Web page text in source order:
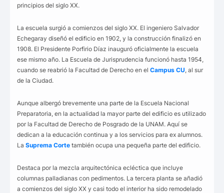
principios del siglo XX.
La escuela surgió a comienzos del siglo XX. El ingeniero Salvador
Echegaray diseñó el edificio en 1902, y la construcción finalizó en
1908. El Presidente Porfirio Díaz inauguró oficialmente la escuela
ese mismo año. La Escuela de Jurisprudencia funcionó hasta 1954,
cuando se reabrió la Facultad de Derecho en el Campus CU , al sur
de la Ciudad.
Aunque albergó brevemente una parte de la Escuela Nacional
Preparatoria, en la actualidad la mayor parte del edificio es utilizado
por la Facultad de Derecho de Posgrado de la UNAM. Aquí se
dedican a la educación continua y a los servicios para ex alumnos.
La Suprema Corte también ocupa una pequeña parte del edificio.
Destaca por la mezcla arquitectónica ecléctica que incluye
columnas palladianas con pedimentos. La tercera planta se añadió
a comienzos del siglo XX y casi todo el interior ha sido remodelado